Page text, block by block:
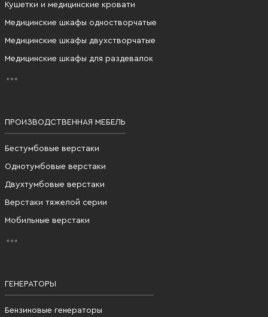
Кушетки и медицинские кровати
Медицинские шкафы одностворчатые
Медицинские шкафы двухстворчатые
Медицинские шкафы для раздевалок
ПРОИЗВОДСТВЕННАЯ МЕБЕЛЬ
Бестумбовые верстаки
Однотумбовые верстаки
Двухтумбовые верстаки
Верстаки тяжелой серии
Мобильные верстаки
ГЕНЕРАТОРЫ
Бензиновые генераторы